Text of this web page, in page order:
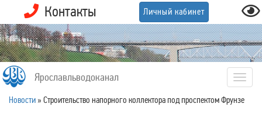
Контакты Личный кабинет
Ярославльводоканал
Новости » Строительство напорного коллектора под проспектом Фрунзе